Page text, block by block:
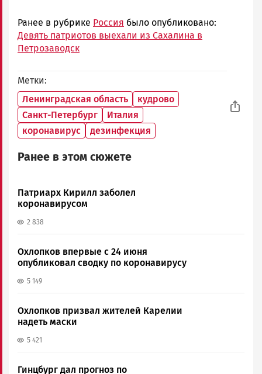
Ранее в рубрике Россия было опубликовано:
Девять патриотов выехали из Сахалина в
Петрозаводск
Метки
Ленинградская область
кудрово
Санкт-Петербург
Италия
коронавирус
дезинфекция
Ранее в этом сюжете
Патриарх Кирилл заболел
коронавирусом
2 838
Охлопков впервые с 24 июня
опубликовал сводку по коронавирусу
5 149
Охлопков призвал жителей Карелии
надеть маски
5 421
Гинцбург дал прогноз по